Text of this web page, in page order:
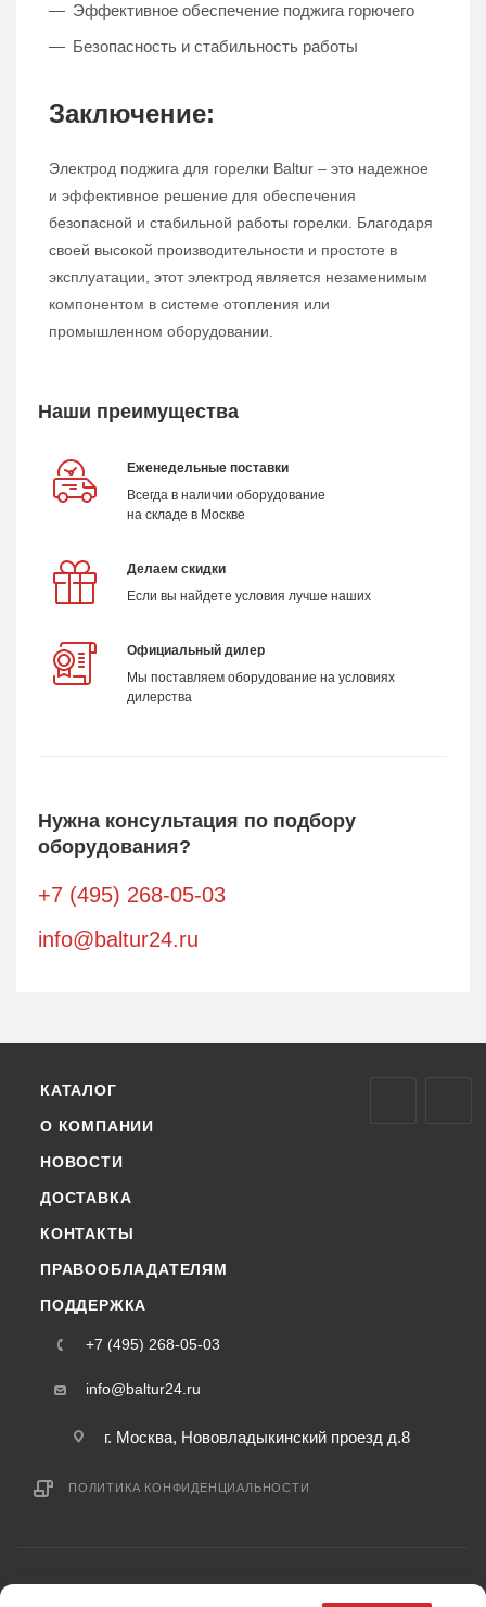
Эффективное обеспечение поджига горючего
Безопасность и стабильность работы
Заключение:
Электрод поджига для горелки Baltur – это надежное
и эффективное решение для обеспечения
безопасной и стабильной работы горелки. Благодаря
своей высокой производительности и простоте в
эксплуатации, этот электрод является незаменимым
компонентом в системе отопления или
промышленном оборудовании.
Наши преимущества
Еженедельные поставки
Всегда в наличии оборудование
на складе в Москве
Делаем скидки
Если вы найдете условия лучше наших
Официальный дилер
Мы поставляем оборудование на условиях
дилерства
Нужна консультация по подбору
оборудования?
+7 (495) 268-05-03
info@baltur24.ru
КАТАЛОГ
О КОМПАНИИ
НОВОСТИ
ДОСТАВКА
КОНТАКТЫ
ПРАВООБЛАДАТЕЛЯМ
ПОДДЕРЖКА
+7 (495) 268-05-03
info@baltur24.ru
г. Москва, Нововладыкинский проезд д.8
ПОЛИТИКА КОНФИДЕНЦИАЛЬНОСТИ